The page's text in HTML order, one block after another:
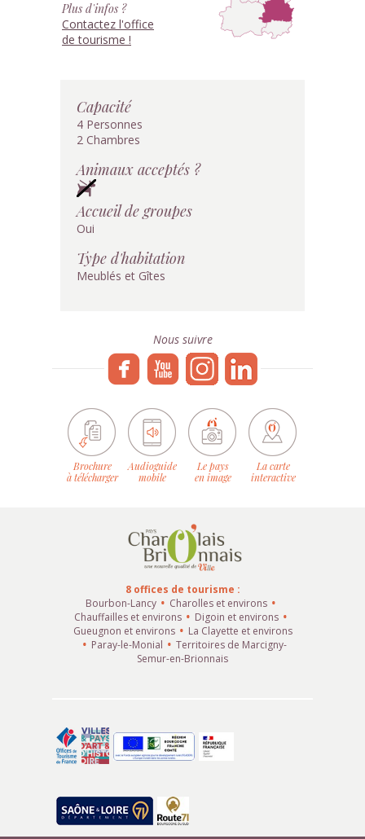
Plus d'infos ?
Contactez l'office
de tourisme !
Capacité
4 Personnes
2 Chambres
Animaux acceptés ?
Accueil de groupes
Oui
Type d'habitation
Meublés et Gîtes
Nous suivre
Brochure
à télécharger
Audioguide
mobile
Le pays
en image
La carte
interactive
8 offices de tourisme :
Bourbon-Lancy
Charolles et environs
Chauffailles et environs
Digoin et environs
Gueugnon et environs
La Clayette et environs
Paray-le-Monial
Territoires de Marcigny-
Semur-en-Brionnais